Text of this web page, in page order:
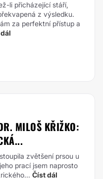
li přicházející stáří,
z výsledku.
za perfektní přístup a
MILOŠ KŘIŽKO:
zvětšení prsou u
prací jsem naprosto
Číst dál